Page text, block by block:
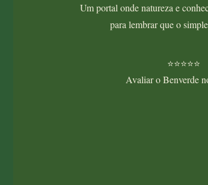
Um portal onde natureza e
para lembrar que o
⭐⭐⭐⭐⭐
Avaliar o Benverde